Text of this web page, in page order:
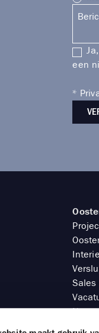
een
*
Sales